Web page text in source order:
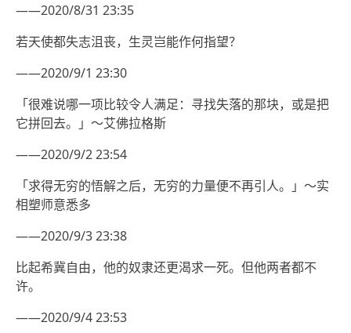
——2020/8/31 23:35
若天使都失志沮丧，生灵岂能作何指望？
——2020/9/1 23:30
「很难说哪一项比较令人满足：寻找失落的那块，或是把
它拼回去。」～艾佛拉格斯
——2020/9/2 23:54
「求得无穷的悟解之后，无穷的力量便不再引人。」～实
相塑师意悉多
——2020/9/3 23:38
比起希冀自由，他的奴隶还更渴求一死。但他两者都不
许。
——2020/9/4 23:53